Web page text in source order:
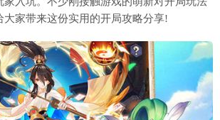
大家带来这份实用的开局攻略分享!